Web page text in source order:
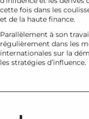
cette fois dans les
et de la haute finance.
Parallèlement à son
régulièrement dans les
internationales sur la
les stratégies d’influence.